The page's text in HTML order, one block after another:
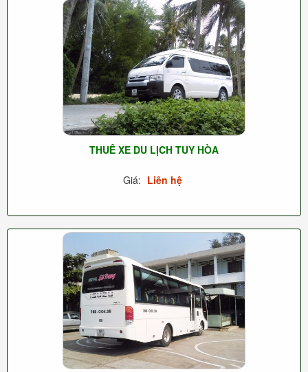
THUÊ XE DU LỊCH TUY HÒA
Giá: Liên hệ